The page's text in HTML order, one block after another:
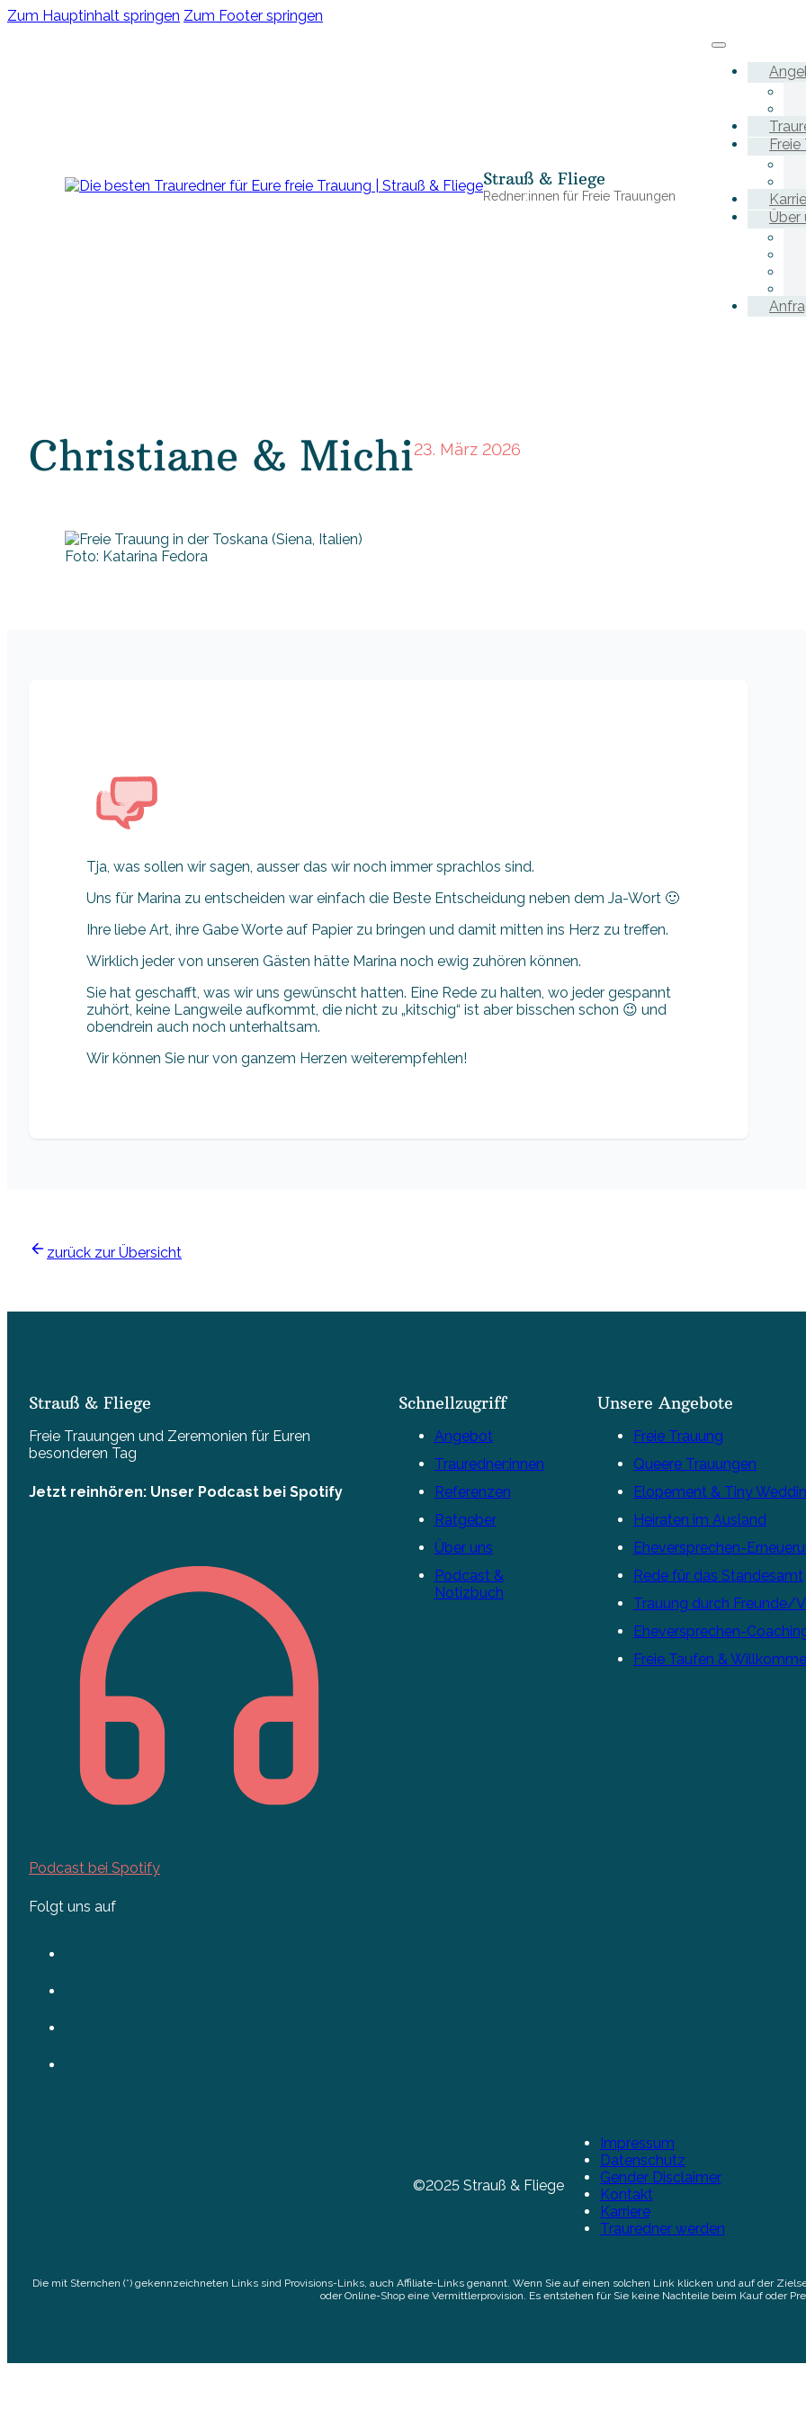
Zum Hauptinhalt springen Zum Footer springen
Strauß & Fliege
Redner:innen für Freie Trauungen
Freie
Über
Christiane & Michi23. März 2026
Foto: Katarina Fedora
Tja, was sollen wir sagen, ausser das wir noch immer sprachlos sind.
Uns für Marina zu entscheiden war einfach die Beste Entscheidung neben dem Ja-Wort 🙂
Ihre liebe Art, ihre Gabe Worte auf Papier zu bringen und damit mitten ins Herz zu treffen.
Wirklich jeder von unseren Gästen hätte Marina noch ewig zuhören können.
Sie hat geschafft, was wir uns gewünscht hatten. Eine Rede zu halten, wo jeder gespannt
zuhört, keine Langweile aufkommt, die nicht zu „kitschig“ ist aber bisschen schon 😉 und
obendrein auch noch unterhaltsam.
Wir können Sie nur von ganzem Herzen weiterempfehlen!
zurück zur Übersicht
Strauß & Fliege
Freie Trauungen und Zeremonien für Euren
besonderen Tag
Jetzt reinhören: Unser Podcast bei Spotify
Podcast bei Spotify
Folgt uns auf
Schnellzugriff
Angebot
Trauredner:innen
Referenzen
Ratgeber
Über uns
Podcast &
Notizbuch
Unsere Angebote
Freie Trauung
Queere Trauungen
Elopement & Tiny
Heiraten im Ausland
Eheversprechen-
Rede für das Standesamt
Trauung durch Freunde/
Eheversprechen-
Freie Taufen &
©2025 Strauß & Fliege
Impressum
Datenschutz
Gender Disclaimer
Kontakt
Karriere
Trauredner werden
Die mit Sternchen (*) gekennzeichneten Links sind Provisions-Links, auch Affiliate-Links genannt. Wenn Sie auf einen solchen Link klicken und auf der
oder Online-Shop eine Vermittlerprovision. Es entstehen für Sie keine Nachteile beim Kauf oder